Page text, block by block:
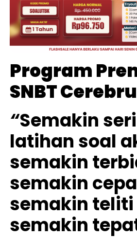
Program
SNBT
“Semakin
latihan soal
semakin
semakin
semakin teliti
semakin